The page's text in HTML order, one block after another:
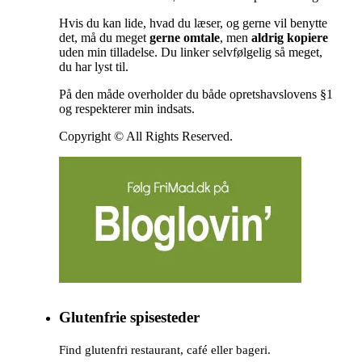
Hvis du kan lide, hvad du læser, og gerne vil benytte
det, må du meget gerne omtale, men aldrig kopiere
uden min tilladelse. Du linker selvfølgelig så meget,
du har lyst til.
På den måde overholder du både opretshavslovens §1
og respekterer min indsats.
Copyright © All Rights Reserved.
Glutenfrie spisesteder
Find glutenfri restaurant, café eller bageri.